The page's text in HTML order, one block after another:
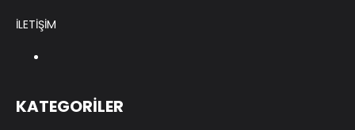
İLETİŞİM
KATEGORİLER